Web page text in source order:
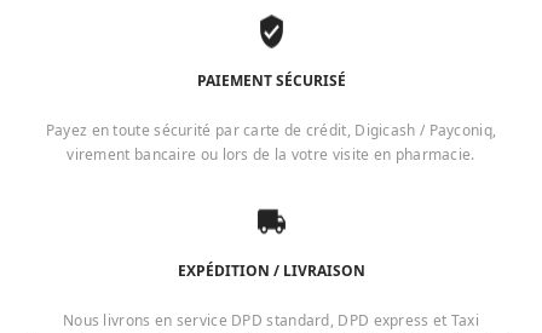
PAIEMENT SÉCURISÉ
Payez en toute sécurité par carte de crédit, Digicash / Payconiq,
virement bancaire ou lors de la votre visite en pharmacie.
EXPÉDITION / LIVRAISON
Nous livrons en service DPD standard, DPD express et Taxi